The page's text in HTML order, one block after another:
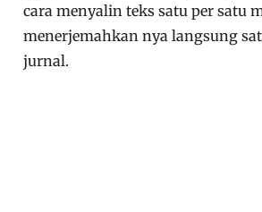
cara menyalin teks satu per satu
menerjemahkan nya langsung
jurnal.